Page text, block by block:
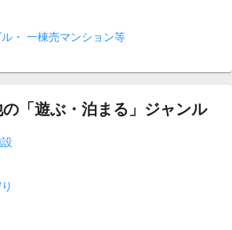
・ 一棟売マンション等
「遊ぶ・泊まる」ジャンル